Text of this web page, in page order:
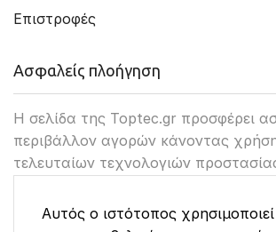
Επιστροφές
Ασφαλείς πλοήγηση
Η σελίδα της Toptec.gr προσφέρει
περιβάλλον αγορών κάνοντας
τελευταίων τεχνολογιών
Αυτός ο ιστότοπος